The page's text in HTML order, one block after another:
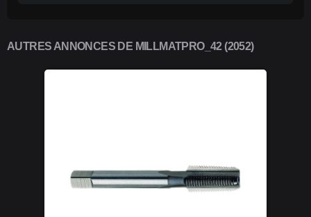
AUTRES ANNONCES DE MILLMATPRO_42 (2052)